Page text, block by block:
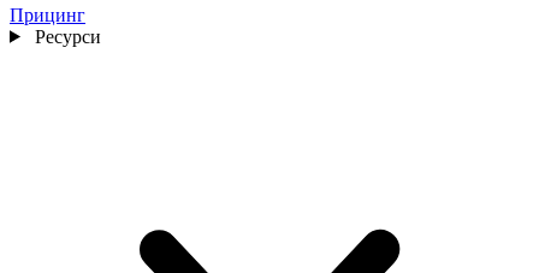
Прицинг
Ресурси